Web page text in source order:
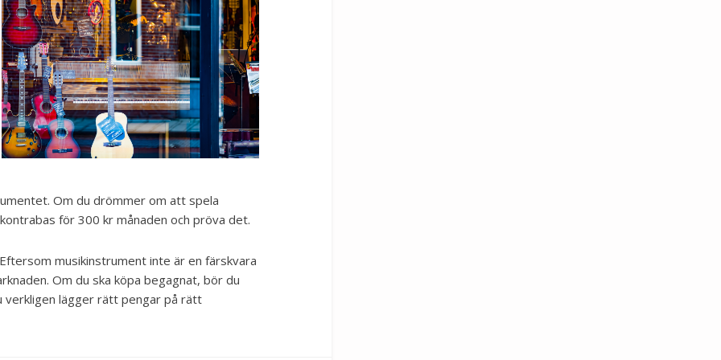
Om du drömmer om att spela
för 300 kr månaden och pröva det.
musikinstrument inte är en färskvara
Om du ska köpa begagnat, bör du
verkligen lägger rätt pengar på rätt